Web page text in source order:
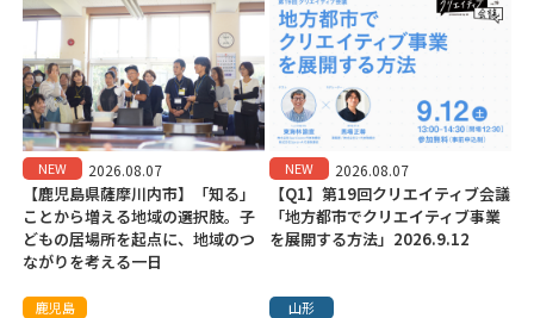
NEW 2026.08.07
【鹿児島県薩摩川内市】「知る」
ことから増える地域の選択肢。子
どもの居場所を起点に、地域のつ
ながりを考える一日
NEW 2026.08.07
【Q1】第19回クリエイティブ会議
「地方都市でクリエイティブ事業
を展開する方法」2026.9.12
鹿児島 山形